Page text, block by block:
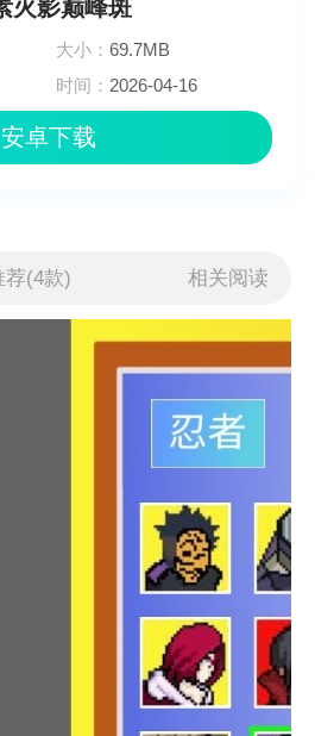
火影巅峰斑
大小：69.7MB
时间： 2026-04-16
安卓下载
荐(4款) 相关阅读